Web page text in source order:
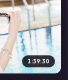
1:39:30